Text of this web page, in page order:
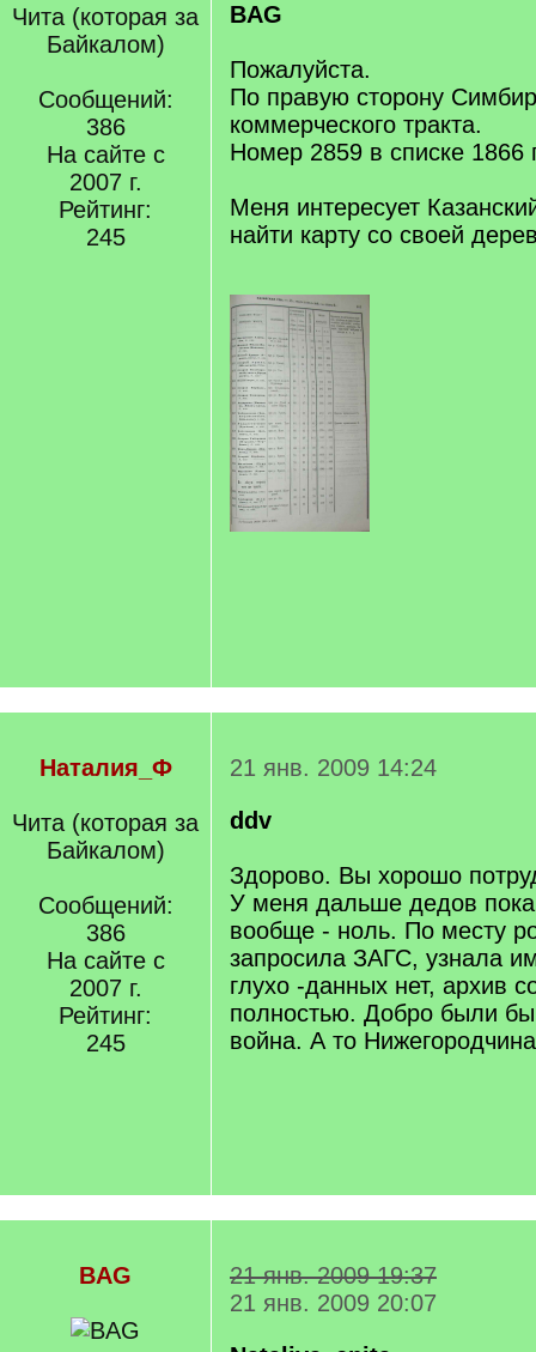
Чита (которая за
Байкалом)
Сообщений:
386
На сайте с
2007 г.
Рейтинг:
245
BAG
Пожалуйста.
По правую сторону
коммерческого тракта.
Номер 2859 в списке 1866
Меня интересует
найти карту со своей
Наталия_Ф
Чита (которая за
Байкалом)
Сообщений:
386
На сайте с
2007 г.
Рейтинг:
245
21 янв. 2009 14:24
ddv
Здорово. Вы хорошо
У меня дальше дедов
вообще - ноль. По месту
запросила ЗАГС, узнала
глухо -данных нет, архив
полностью. Добро были
война. А то
BAG
21 янв. 2009 19:37
21 янв. 2009 20:07